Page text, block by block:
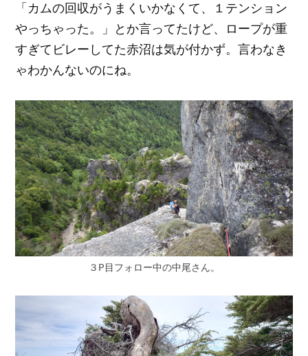
「カムの回収がうまくいかなくて、１テンション
やっちゃった。」とか言ってたけど、ロープが重
すぎてビレーしてた赤沼は気が付かず。言わなき
ゃわかんないのにね。
３P目フォロー中の中尾さん。